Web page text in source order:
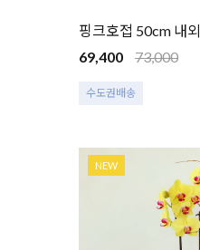
핑크호접 50cm 내외
69,400
73,000
수도권배송
NEW